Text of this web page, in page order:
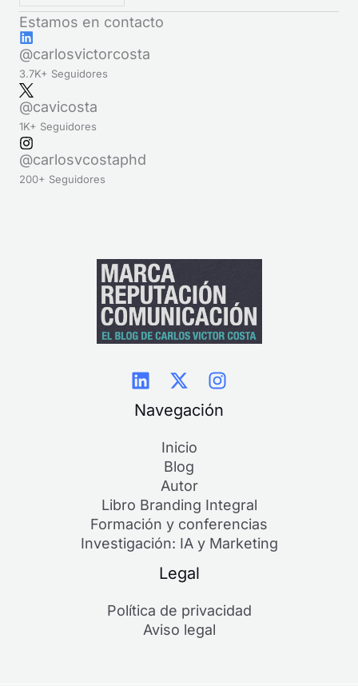
Estamos en contacto
@carlosvictorcosta
3.7K+ Seguidores
@cavicosta
1K+ Seguidores
@carlosvcostaphd
200+ Seguidores
Navegación
Inicio
Blog
Autor
Libro Branding Integral
Formación y conferencias
Investigación: IA y Marketing
Legal
Política de privacidad
Aviso legal